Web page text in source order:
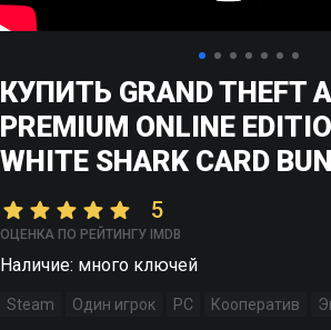
КУПИТЬ GRAND THEFT
PREMIUM ONLINE
WHITE SHARK CARD
5
ОЦЕНКА ПО РЕЙТИНГУ IMDB
Наличие: много ключей
Steam Один игрок PC Кооператив